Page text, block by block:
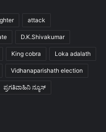
attack
D.K.Shivakumar
King cobra Loka adalath
Vidhanaparishath election
ಪ್ರಗತಿವಾಹಿನಿ ನ್ಯೂಸ್